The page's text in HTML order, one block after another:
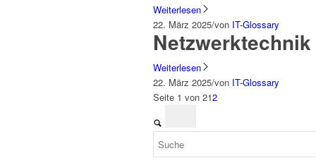
Weiterlesen
22. März 2025/von IT-Glossary
Netzwerktechnik
Weiterlesen
22. März 2025/von IT-Glossary
Seite 1 von 212